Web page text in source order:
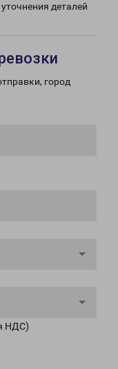
деталей
город
НДС)